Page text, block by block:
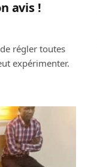
avis !
régler toutes
expérimenter.